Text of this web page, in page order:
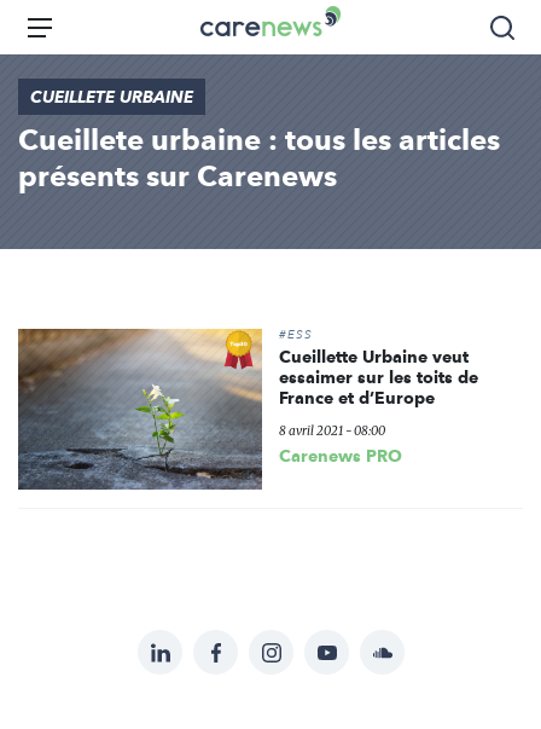
Aller
principal
Carenews,
Le
média
acteurs
de
l'engagement
Menu
CUEILLETE URBAINE
Cueillete urbaine : tous les articles
présents sur Carenews
#ESS
Cueillette Urbaine veut
essaimer sur les toits de
France et d’Europe
8 avril 2021 - 08:00
Carenews PRO
LinkedInFacebookInstagramYouTubeSoundcloud